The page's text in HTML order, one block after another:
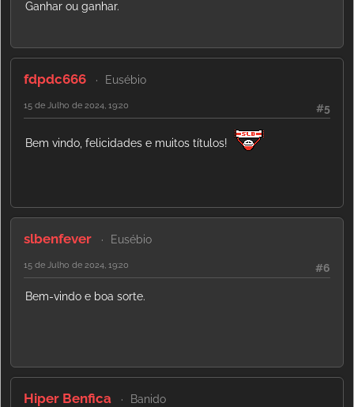
Ganhar ou ganhar.
fdpdc666 Eusébio
#5
15 de Julho de 2024, 19:20
Bem vindo, felicidades e muitos títulos!
slbenfever Eusébio
#6
15 de Julho de 2024, 19:20
Bem-vindo e boa sorte.
Hiper Benfica Banido